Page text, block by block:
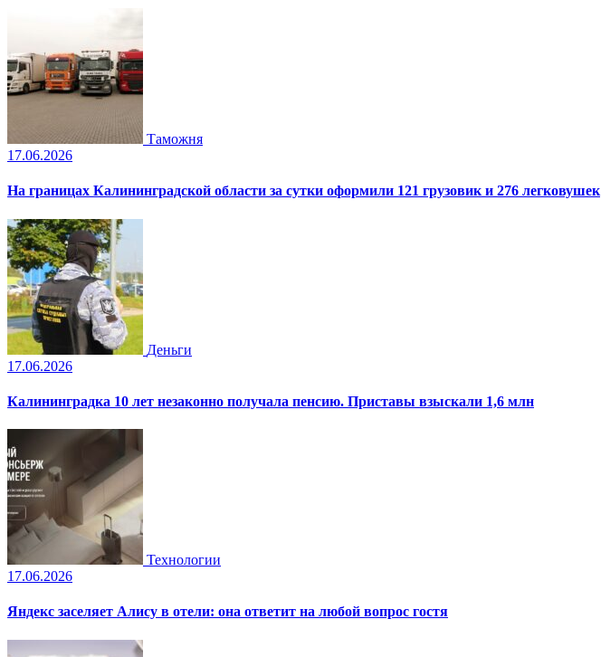
Таможня
17.06.2026
На границах Калининградской области за сутки оформили 121 грузовик и 276 легковушек
Деньги
17.06.2026
Калининградка 10 лет незаконно получала пенсию. Приставы взыскали 1,6 млн
Технологии
17.06.2026
Яндекс заселяет Алису в отели: она ответит на любой вопрос гостя